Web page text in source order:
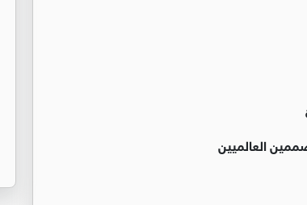
العالميين